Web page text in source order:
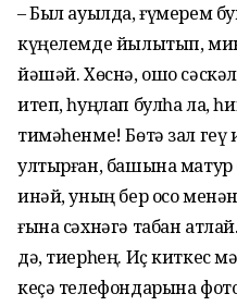
– Был ауылда, ғүмерем
күңелемде йылытып,
йәшәй. Хөснә, ошо
итеп, һуңлап булһа ла,
тимәһенме! Бөтә зал геү
ултырған, башына матур
инәй, уның бер осо
ғына сәхнәгә табан
дә, тиер­һең. Иҫ киткес
кеҫә телефондарына